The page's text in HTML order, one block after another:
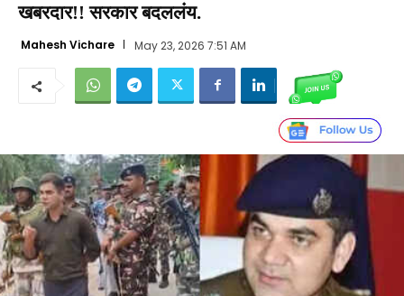
खबरदार!! सरकार बदललंय.
Mahesh Vichare May 23, 2026 7:51 AM